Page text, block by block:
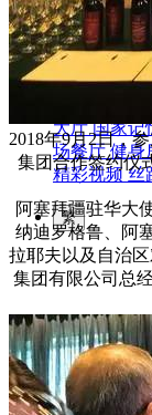
伊犁州霍城
村巡游
阿勒
察布查尔县
园区风采
大厅 国家记
场餐厅 健身
精彩视频 丝
繁
2018年9月2日，
集团合作签约仪
阿塞拜疆驻华大
纳迪罗格鲁、阿
拉耶夫以及自治
集团有限公司总